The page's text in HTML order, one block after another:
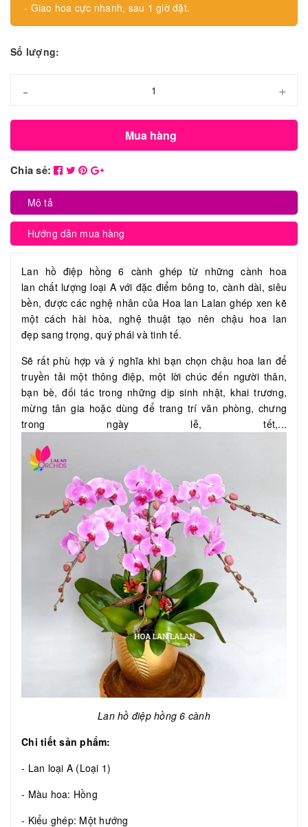
- Giao hoa cực nhanh, sau 1 giờ đặt.
Số lượng:
- +
Mua hàng
Chia sẻ:
Mô tả
Hướng dẫn mua hàng
Lan hồ điệp hồng 6 cành ghép từ những cành hoa
lan chất lượng loại A với đặc điểm bông to, cành dài, siêu
bền, được các nghệ nhân của Hoa lan Lalan ghép xen kẽ
một cách hài hòa, nghệ thuật tạo nên chậu hoa lan
đẹp sang trọng, quý phái và tinh tế.
Sẽ rất phù hợp và ý nghĩa khi bạn chọn chậu hoa lan để
truyền tải một thông điệp, một lời chúc đến người thân,
bạn bè, đối tác trong những dịp sinh nhật, khai trương,
mừng tân gia hoặc dùng để trang trí văn phòng, chưng
trong ngày lễ, tết,...
Lan hồ điệp hồng 6 cành
Chi tiết sản phẩm:
- Lan loại A (Loại 1)
- Màu hoa: Hồng
- Kiểu ghép: Một hướng